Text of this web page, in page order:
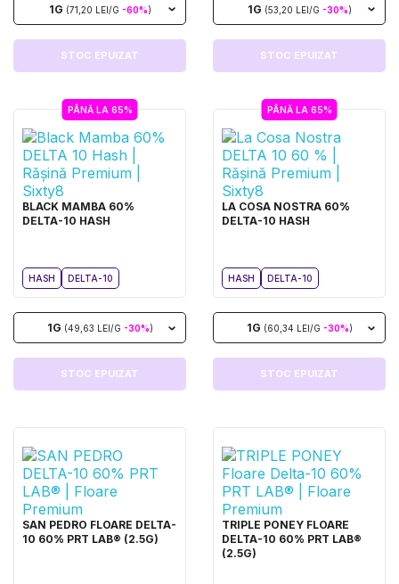
1G (71,20 LEI/G -60%)
STOC EPUIZAT
1G (53,20 LEI/G -30%)
STOC EPUIZAT
PÂNĂ LA 65%
BLACK MAMBA 60%
DELTA-10 HASH
HASH DELTA-10
1G (49,63 LEI/G -30%)
STOC EPUIZAT
PÂNĂ LA 65%
LA COSA NOSTRA 60%
DELTA-10 HASH
HASH DELTA-10
1G (60,34 LEI/G -30%)
STOC EPUIZAT
SAN PEDRO FLOARE DELTA-
10 60% PRT LAB® (2.5G)
TRIPLE PONEY FLOARE
DELTA-10 60% PRT LAB®
(2.5G)